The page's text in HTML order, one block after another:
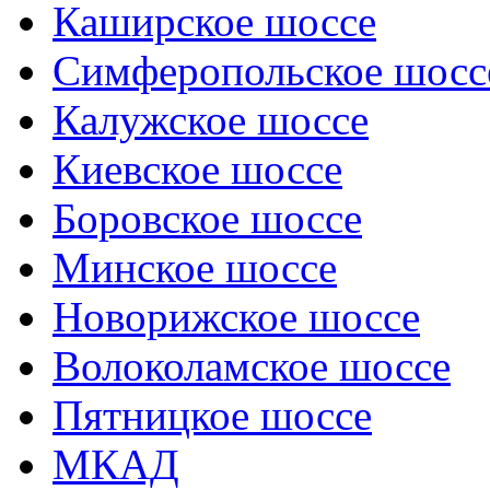
Каширское шоссе
Симферопольское
Калужское шоссе
Киевское шоссе
Боровское шоссе
Минское шоссе
Новорижское шоссе
Волоколамское шоссе
Пятницкое шоссе
МКАД